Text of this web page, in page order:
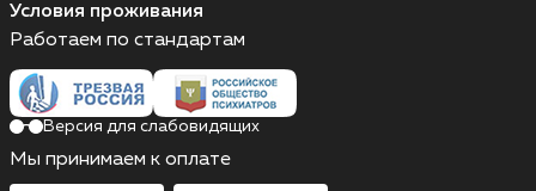
Условия проживания
Работаем по стандартам
Версия для слабовидящих
Мы принимаем к оплате